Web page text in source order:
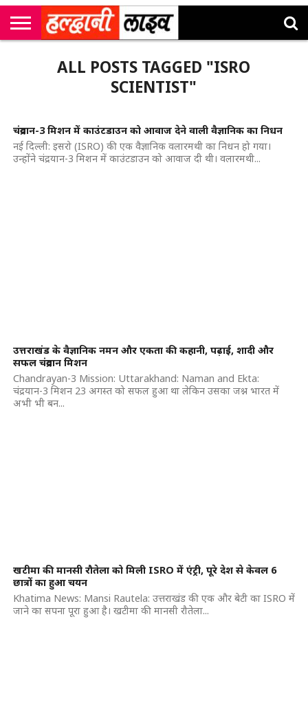
सम्पादकीयALL POSTS TAGGED "ISRO
SCIENTIST"
चंद्रयान-3 मिशन में काउंटडाउन को आवाज देने वाली वैज्ञानिक का निधन
नई दिल्ली: इसरो (ISRO) की एक वैज्ञानिक वलारमथी का निधन हो गया।
उन्होंने चंद्रयान-3 मिशन में काउंटडाउन को आवाज दी थी। वलारमथी...
उत्तराखंड के वैज्ञानिक नमन और एकता की कहानी, पढ़ाई, शादी और
सफल चंद्रयान मिशन
Chandrayan-3 Mission: Uttarakhand: Naman and Ekta:
चंद्रयान-3 मिशन 23 अगस्त को सफल हुआ था लेकिन उसका जश्न भारत में
अभी भी बन...
खटीमा की मानसी रौतेला को मिली ISRO में एंट्री, पूरे देश से केवल 6
छात्रों का हुआ चयन
Khatima News: Mansi Rautela: उत्तराखंड की एक और बेटी का ISRO में
जाने का सपना पूरा हुआ है। खटीमा की मानसी रौतेला...